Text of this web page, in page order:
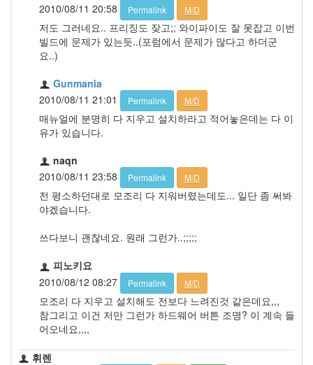
2010/08/11 20:58
Permalink M/D
저도 그러네요.. 프리징도 잦고;; 와이파이도 잘 못잡고 이번
빌드에 문제가 있는듯..(포럼에서 문제가 많다고 하더군
요..)
Gunmania
2010/08/11 21:01
Permalink M/D
매뉴얼에 분명히 다 지우고 설치하라고 적어놓은데는 다 이
유가 있습니다.
naqn
2010/08/11 23:58
Permalink M/D
전 평소하던대로 모조리 다 지워버렸는데도... 일단 좀 써봐
야겠습니다.
쓰다보니 괜찮네요. 원래 그런가..;;;;;
피노키요
2010/08/12 08:27
Permalink M/D
모조리 다 지우고 설치해도 전보다 느려진것 같은데요,,,
참그리고 이건 저만 그런가 하드웨어 버튼 조명? 이 계속 들
어오네요,,,,
휘렌